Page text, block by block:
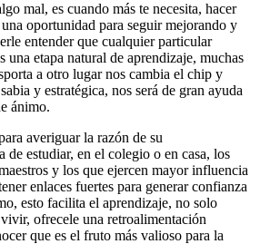
mal, es cuando más te necesita, hacer
oportunidad para seguir mejorando y
entender que cualquier particular
una etapa natural de aprendizaje, muchas
a otro lugar nos cambia el chip y
y estratégica, nos será de gran ayuda
ánimo.
averiguar la razón de su
de estudiar, en el colegio o en casa, los
y los que ejercen mayor influencia
enlaces fuertes para generar confianza
esto facilita el aprendizaje, no solo
ofrecele una retroalimentación
que es el fruto más valioso para la